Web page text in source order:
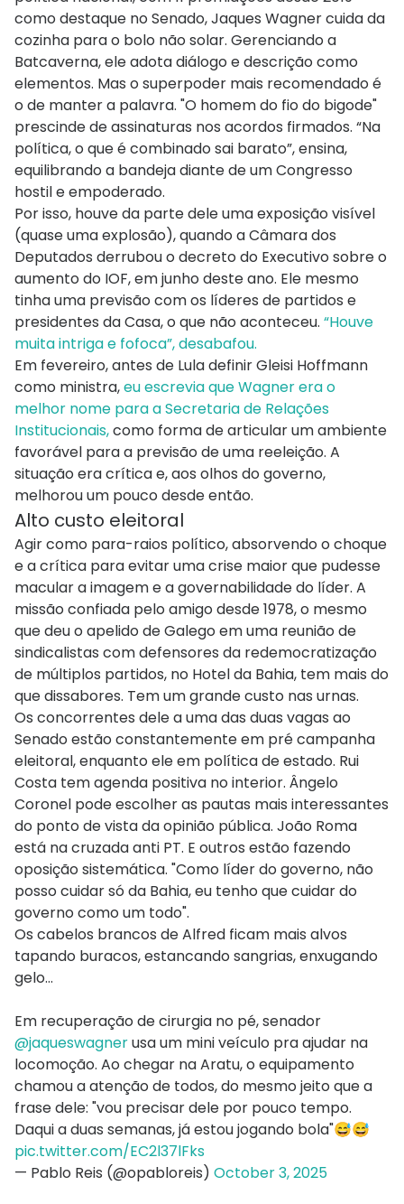
como destaque no Senado, Jaques Wagner cuida da
cozinha para o bolo não solar. Gerenciando a
Batcaverna, ele adota diálogo e descrição como
elementos. Mas o superpoder mais recomendado é
o de manter a palavra. "O homem do fio do bigode"
prescinde de assinaturas nos acordos firmados. “Na
política, o que é combinado sai barato”, ensina,
equilibrando a bandeja diante de um Congresso
hostil e empoderado.
Por isso, houve da parte dele uma exposição visível
(quase uma explosão), quando a Câmara dos
Deputados derrubou o decreto do Executivo sobre o
aumento do IOF, em junho deste ano. Ele mesmo
tinha uma previsão com os líderes de partidos e
presidentes da Casa, o que não aconteceu. “Houve
muita intriga e fofoca”, desabafou.
Em fevereiro, antes de Lula definir Gleisi Hoffmann
como ministra,eu escrevia que Wagner era o
melhor nome para a Secretaria de Relações
Institucionais,como forma de articular um ambiente
favorável para a previsão de uma reeleição. A
situação era crítica e, aos olhos do governo,
melhorou um pouco desde então.
Alto custo eleitoral
Agir como para-raios político, absorvendo o choque
e a crítica para evitar uma crise maior que pudesse
macular a imagem e a governabilidade do líder. A
missão confiada pelo amigo desde 1978, o mesmo
que deu o apelido de Galego em uma reunião de
sindicalistas com defensores da redemocratização
de múltiplos partidos, no Hotel da Bahia, tem mais do
que dissabores. Tem um grande custo nas urnas.
Os concorrentes dele a uma das duas vagas ao
Senado estão constantemente em pré campanha
eleitoral, enquanto ele em política de estado. Rui
Costa tem agenda positiva no interior. Ângelo
Coronel pode escolher as pautas mais interessantes
do ponto de vista da opinião pública. João Roma
está na cruzada anti PT. E outros estão fazendo
oposição sistemática. "Como líder do governo, não
posso cuidar só da Bahia, eu tenho que cuidar do
governo como um todo".
Os cabelos brancos de Alfred ficam mais alvos
tapando buracos, estancando sangrias, enxugando
gelo...
Em recuperação de cirurgia no pé, senador
@jaqueswagnerusa um mini veículo pra ajudar na
locomoção. Ao chegar na Aratu, o equipamento
chamou a atenção de todos, do mesmo jeito que a
frase dele: "vou precisar dele por pouco tempo.
Daqui a duas semanas, já estou jogando bola"😅😅
pic.twitter.com/EC2l37lFks
— Pablo Reis (@opabloreis) October 3, 2025